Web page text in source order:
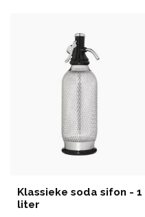
Klassieke soda sifon - 1
liter